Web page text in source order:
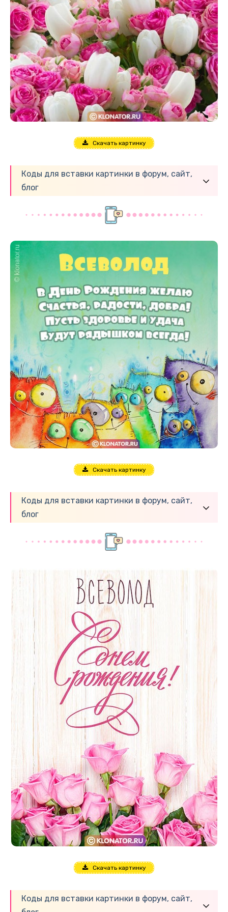
Скачать картинку
Коды для вставки картинки в форум, сайт,
блог
Скачать картинку
Коды для вставки картинки в форум, сайт,
блог
Скачать картинку
Коды для вставки картинки в форум, сайт,